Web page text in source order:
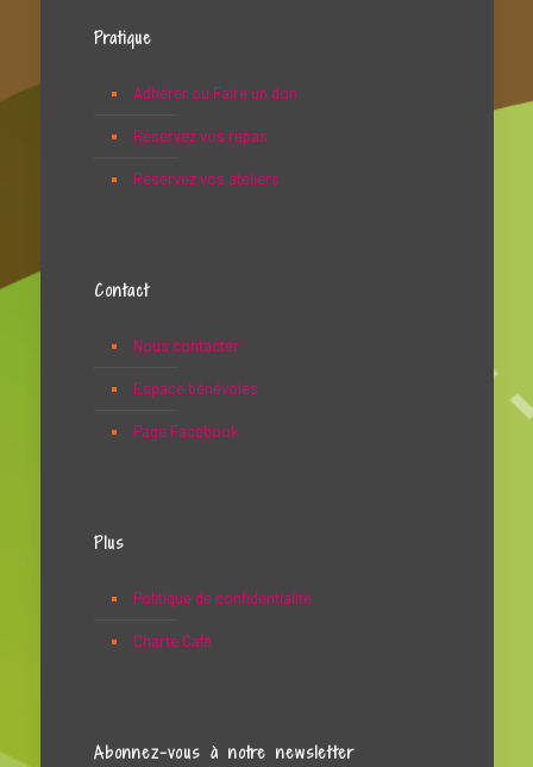
Pratique
Adhérer ou Faire un don
Réservez vos repas
Réservez vos ateliers
Contact
Nous contacter
Espace bénévoles
Page Facebook
Plus
Politique de confidentialité
Charte Café
Abonnez-vous à notre newsletter